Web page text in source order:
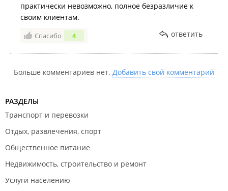
практически невозможно, полное безразличие к
своим клиентам.
Спасибо 4 ответить
Больше комментариев нет. Добавить свой комментарий
РАЗДЕЛЫ
Транспорт и перевозки
Отдых, развлечения, спорт
Общественное питание
Недвижимость, строительство и ремонт
Услуги населению